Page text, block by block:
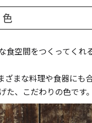
ALL
色
食空間をつくってくれ
まな料理や食器にも
、こだわりの色です。